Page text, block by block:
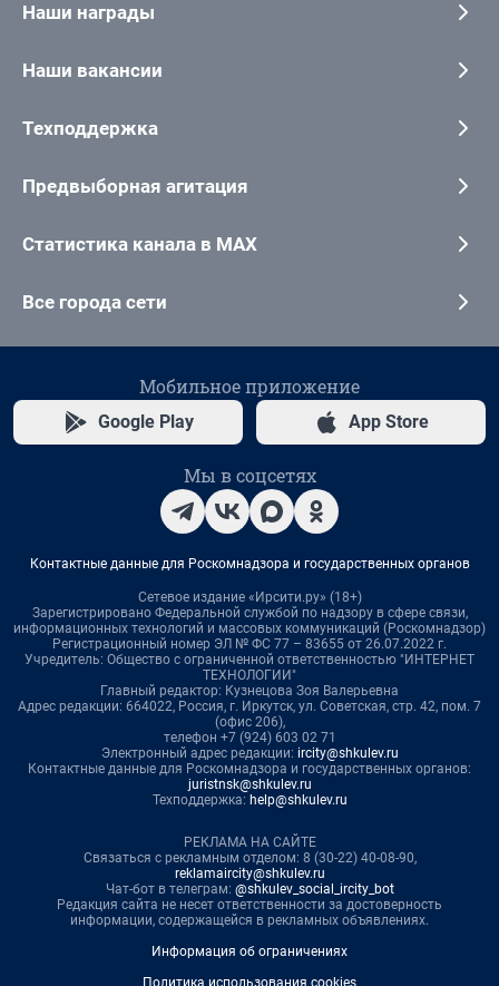
Наши награды
Наши вакансии
Техподдержка
Предвыборная агитация
Статистика канала в MAX
Все города сети
Мобильное приложение
Google Play App Store
Мы в соцсетях
Контактные данные для Роскомнадзора и государственных органов
Сетевое издание «Ирсити.ру» (18+)
Зарегистрировано Федеральной службой по надзору в сфере связи,
информационных технологий и массовых коммуникаций (Роскомнадзор)
Регистрационный номер ЭЛ № ФС 77 – 83655 от 26.07.2022 г.
Учредитель: Общество с ограниченной ответственностью "ИНТЕРНЕТ
ТЕХНОЛОГИИ"
Главный редактор: Кузнецова Зоя Валерьевна
Адрес редакции: 664022, Россия, г. Иркутск, ул. Советская, стр. 42, пом. 7
(офис 206),
телефон +7 (924) 603 02 71
Электронный адрес редакции: ircity@shkulev.ru
Контактные данные для Роскомнадзора и государственных органов:
juristnsk@shkulev.ru
Техподдержка: help@shkulev.ru
РЕКЛАМА НА САЙТЕ
Связаться с рекламным отделом: 8 (30-22) 40-08-90,
reklamaircity@shkulev.ru
Чат-бот в телеграм: @shkulev_social_ircity_bot
Редакция сайта не несет ответственности за достоверность
информации, содержащейся в рекламных объявлениях.
Информация об ограничениях